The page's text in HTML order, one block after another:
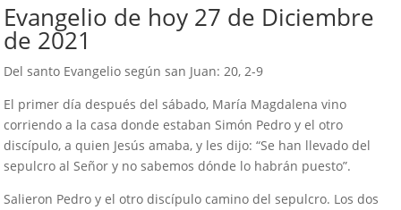
Evangelio de hoy 27 de Diciembre
de 2021
Del santo Evangelio según san Juan: 20, 2-9
El primer día después del sábado, María Magdalena vino
corriendo a la casa donde estaban Simón Pedro y el otro
discípulo, a quien Jesús amaba, y les dijo: “Se han llevado del
sepulcro al Señor y no sabemos dónde lo habrán puesto”.
Salieron Pedro y el otro discípulo camino del sepulcro. Los dos